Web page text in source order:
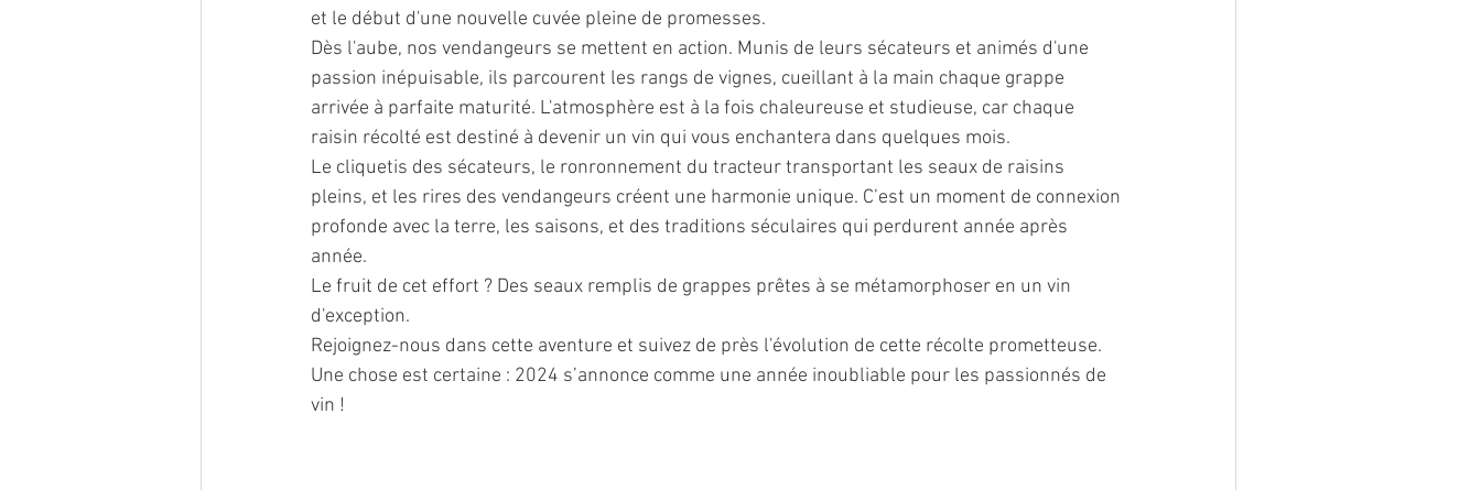
et le début d'une nouvelle cuvée pleine de promesses.
Dès l'aube, nos vendangeurs se mettent en action. Munis de leurs sécateurs et animés d'une
passion inépuisable, ils parcourent les rangs de vignes, cueillant à la main chaque grappe
arrivée à parfaite maturité. L'atmosphère est à la fois chaleureuse et studieuse, car chaque
raisin récolté est destiné à devenir un vin qui vous enchantera dans quelques mois.
Le cliquetis des sécateurs, le ronronnement du tracteur transportant les seaux de raisins
pleins, et les rires des vendangeurs créent une harmonie unique. C’est un moment de connexion
profonde avec la terre, les saisons, et des traditions séculaires qui perdurent année après
année.
Le fruit de cet effort ? Des seaux remplis de grappes prêtes à se métamorphoser en un vin
d'exception.
Rejoignez-nous dans cette aventure et suivez de près l'évolution de cette récolte prometteuse.
Une chose est certaine : 2024 s’annonce comme une année inoubliable pour les passionnés de
vin !